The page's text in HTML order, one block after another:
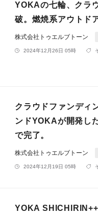
YOKAの七輪、クラ
破。燃焼系アウトド
株式会社トゥエルブトーン
2024年12月26日 05時
クラウドファンディ
ンドYOKAが開発し
で完了。
株式会社トゥエルブトーン
2024年12月19日 05時
YOKA